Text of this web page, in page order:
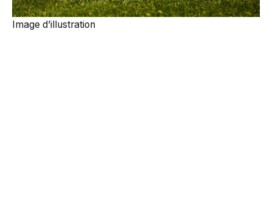
Image d’illustration